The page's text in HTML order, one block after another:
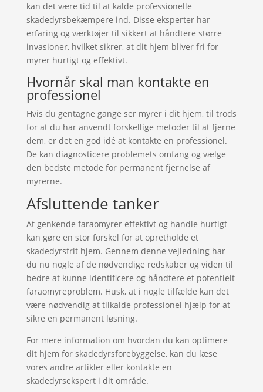
kan det være tid til at kalde professionelle
skadedyrsbekæmpere ind. Disse eksperter har
erfaring og værktøjer til sikkert at håndtere større
invasioner, hvilket sikrer, at dit hjem bliver fri for
myrer hurtigt og effektivt.
Hvornår skal man kontakte en
professionel
Hvis du gentagne gange ser myrer i dit hjem, til trods
for at du har anvendt forskellige metoder til at fjerne
dem, er det en god idé at kontakte en professionel.
De kan diagnosticere problemets omfang og vælge
den bedste metode for permanent fjernelse af
myrerne.
Afsluttende tanker
At genkende faraomyrer effektivt og handle hurtigt
kan gøre en stor forskel for at opretholde et
skadedyrsfrit hjem. Gennem denne vejledning har
du nu nogle af de nødvendige redskaber og viden til
bedre at kunne identificere og håndtere et potentielt
faraomyreproblem. Husk, at i nogle tilfælde kan det
være nødvendig at tilkalde professionel hjælp for at
sikre en permanent løsning.
For mere information om hvordan du kan optimere
dit hjem for skadedyrsforebyggelse, kan du læse
vores andre artikler eller kontakte en
skadedyrsekspert i dit område.